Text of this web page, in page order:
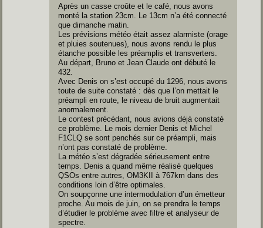
Après un casse croûte et le café, nous avons
monté la station 23cm. Le 13cm n’a été connecté
que dimanche matin.
Les prévisions météo était assez alarmiste (orage
et pluies soutenues), nous avons rendu le plus
étanche possible les préamplis et transverters.
Au départ, Bruno et Jean Claude ont débuté le
432.
Avec Denis on s’est occupé du 1296, nous avons
toute de suite constaté : dès que l’on mettait le
préampli en route, le niveau de bruit augmentait
anormalement.
Le contest précédant, nous avions déjà constaté
ce problème. Le mois dernier Denis et Michel
F1CLQ se sont penchés sur ce préampli, mais
n’ont pas constaté de problème.
La météo s’est dégradée sérieusement entre
temps. Denis a quand même réalisé quelques
QSOs entre autres, OM3KII à 767km dans des
conditions loin d’être optimales.
On soupçonne une intermodulation d’un émetteur
proche. Au mois de juin, on se prendra le temps
d’étudier le problème avec filtre et analyseur de
spectre.